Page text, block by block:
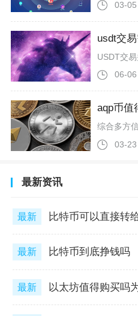
03-05
usdt交
06-06
aqp币值
03-23
最新资讯
最新 比特币可以直接转
最新 比特币到底挣钱吗
最新 以太坊值得购买吗